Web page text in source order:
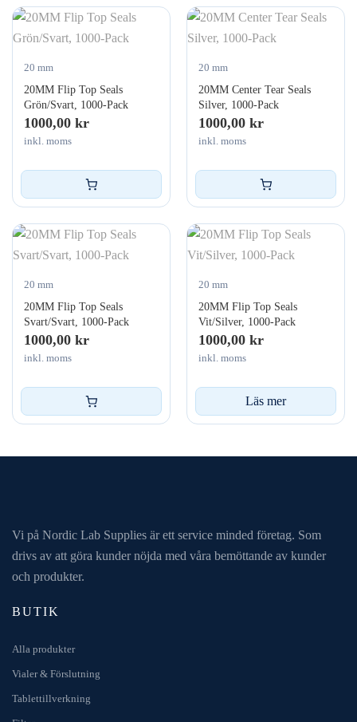
20 mm
20MM Flip Top Seals
Grön/Svart, 1000-Pack
1000,00 kr
inkl. moms
20 mm
20MM Center Tear Seals
Silver, 1000-Pack
1000,00 kr
inkl. moms
20 mm
20MM Flip Top Seals
Svart/Svart, 1000-Pack
1000,00 kr
inkl. moms
20 mm
20MM Flip Top Seals
Vit/Silver, 1000-Pack
1000,00 kr
inkl. moms
Läs mer
Vi på Nordic Lab Supplies är ett service minded företag. Som
drivs av att göra kunder nöjda med våra bemöttande av kunder
och produkter.
BUTIK
Alla produkter
Vialer & Förslutning
Tablettillverkning